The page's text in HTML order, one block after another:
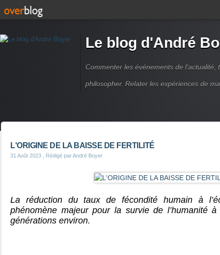
Le blog d'André
Commenter les événements de
philosopher. Relater les expériences de
L'ORIGINE DE LA BAISSE DE FERTILITÉ
31 Août 2023 , Rédigé par André Boyer
La réduction du taux de fécondité humain à
phénomène majeur pour la survie de l’humanité
générations environ.